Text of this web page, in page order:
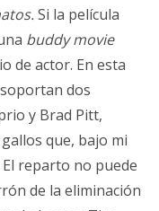
Si la película
buddy movie
de actor. En esta
dos
y Brad Pitt,
que, bajo mi
reparto no puede
de la eliminación